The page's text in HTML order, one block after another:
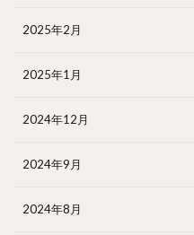
2025年2月
2025年1月
2024年12月
2024年9月
2024年8月